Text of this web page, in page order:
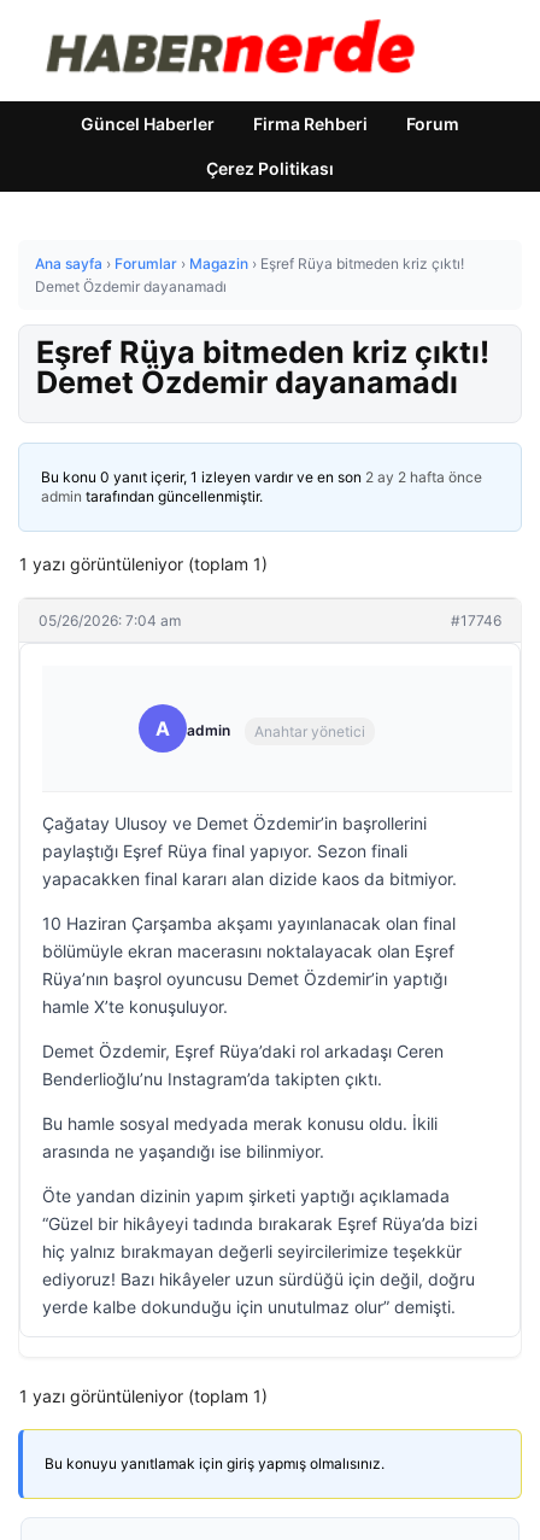
Güncel Haberler Firma Rehberi Forum
Çerez Politikası
Ana sayfa › Forumlar › Magazin › Eşref Rüya bitmeden kriz çıktı!
Demet Özdemir dayanamadı
Eşref Rüya bitmeden kriz çıktı!
Demet Özdemir dayanamadı
Bu konu 0 yanıt içerir, 1 izleyen vardır ve en son 2 ay 2 hafta önce
admin tarafından güncellenmiştir.
1 yazı görüntüleniyor (toplam 1)
05/26/2026: 7:04 am #17746
A admin Anahtar yönetici
Çağatay Ulusoy ve Demet Özdemir’in başrollerini
paylaştığı Eşref Rüya final yapıyor. Sezon finali
yapacakken final kararı alan dizide kaos da bitmiyor.
10 Haziran Çarşamba akşamı yayınlanacak olan final
bölümüyle ekran macerasını noktalayacak olan Eşref
Rüya’nın başrol oyuncusu Demet Özdemir’in yaptığı
hamle X’te konuşuluyor.
Demet Özdemir, Eşref Rüya’daki rol arkadaşı Ceren
Benderlioğlu’nu Instagram’da takipten çıktı.
Bu hamle sosyal medyada merak konusu oldu. İkili
arasında ne yaşandığı ise bilinmiyor.
Öte yandan dizinin yapım şirketi yaptığı açıklamada
“Güzel bir hikâyeyi tadında bırakarak Eşref Rüya’da bizi
hiç yalnız bırakmayan değerli seyircilerimize teşekkür
ediyoruz! Bazı hikâyeler uzun sürdüğü için değil, doğru
yerde kalbe dokunduğu için unutulmaz olur” demişti.
1 yazı görüntüleniyor (toplam 1)
Bu konuyu yanıtlamak için giriş yapmış olmalısınız.